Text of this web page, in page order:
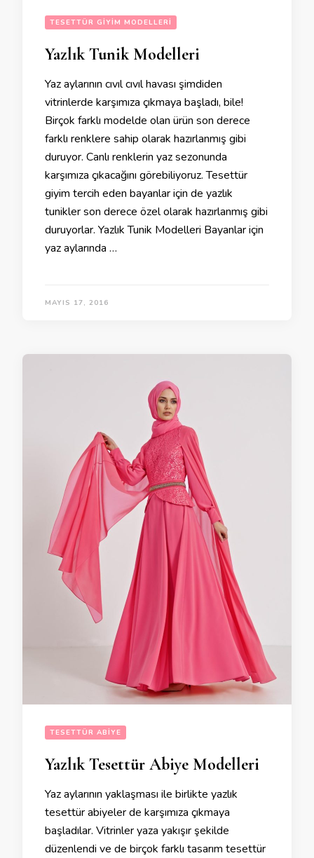
TESETTÜR GIYIM MODELLERI
Yazlık Tunik Modelleri
Yaz aylarının cıvıl cıvıl havası şimdiden
vitrinlerde karşımıza çıkmaya başladı, bile!
Birçok farklı modelde olan ürün son derece
farklı renklere sahip olarak hazırlanmış gibi
duruyor. Canlı renklerin yaz sezonunda
karşımıza çıkacağını görebiliyoruz. Tesettür
giyim tercih eden bayanlar için de yazlık
tunikler son derece özel olarak hazırlanmış gibi
duruyorlar. Yazlık Tunik Modelleri Bayanlar için
yaz aylarında …
MAYIS 17, 2016
TESETTÜR ABIYE
Yazlık Tesettür Abiye Modelleri
Yaz aylarının yaklaşması ile birlikte yazlık
tesettür abiyeler de karşımıza çıkmaya
başladılar. Vitrinler yaza yakışır şekilde
düzenlendi ve de birçok farklı tasarım tesettür